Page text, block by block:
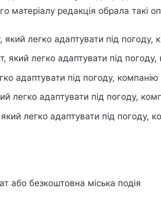
редакція обрала такі
який легко адаптувати під
який легко адаптувати під
адаптувати під погоду,
легко адаптувати під погоду,
легко адаптувати під погоду,
або безкоштовна міська подія